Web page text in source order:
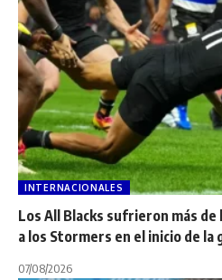
INTERNACIONALES
Los All Blacks sufrieron más
a los Stormers en el inicio de la
07/08/2026